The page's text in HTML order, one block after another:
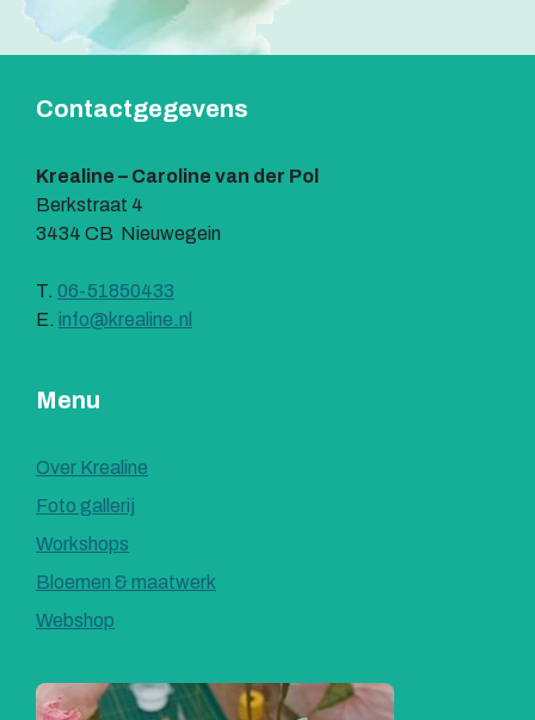
e
:
Contactgegevens
Krealine – Caroline van der Pol
Berkstraat 4
3434 CB Nieuwegein
T. 06-51850433
E. info@krealine.nl
Menu
Over Krealine
Foto gallerij
Workshops
Bloemen & maatwerk
Webshop